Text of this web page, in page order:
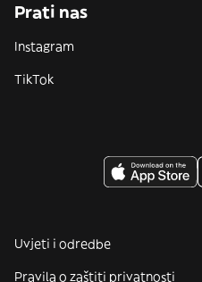
Prati nas
Instagram
TikTok
Uvjeti i odredbe
Pravila o zaštiti privatnosti